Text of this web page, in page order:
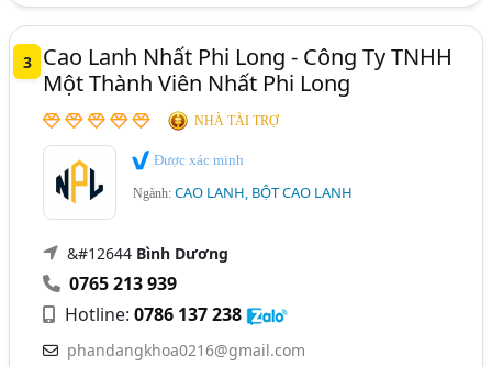
3
Cao Lanh Nhất Phi Long - Công Ty TNHH
Một Thành Viên Nhất Phi Long
NHÀ TÀI TRỢ
Được xác minh
Ngành:CAO LANH, BỘT CAO LANH
&#12644 Bình Dương
0765 213 939
Hotline:0786 137 238
phandangkhoa0216@gmail.com